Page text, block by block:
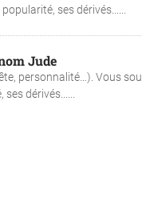
ses dérivés......
Jude
personnalité…). Vous
dérivés......